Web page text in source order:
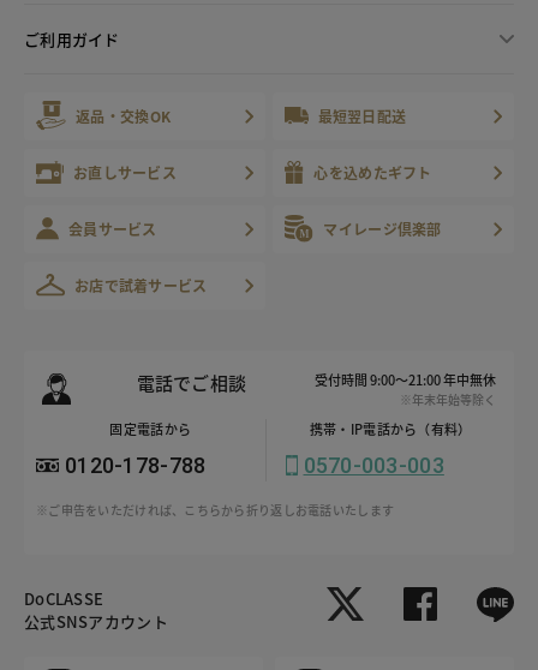
ご利用ガイド
返品・交換OK 最短翌日配送
お直しサービス 心を込めたギフト
会員サービス マイレージ倶楽部
お店で試着サービス
電話でご相談 受付時間 9:00～21:00 年中無休
※年末年始等除く
固定電話から
0120-178-788
携帯・IP電話から（有料）
0570-003-003
※ご申告をいただければ、こちらから折り返しお電話いたします
DoCLASSE
公式SNSアカウント